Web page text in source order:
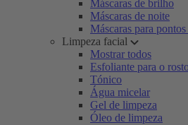
Máscaras de brilho
Máscaras de noite
Máscaras para
Limpeza facial
Mostrar todos
Esfoliante para o
Tónico
Água micelar
Gel de limpeza
Óleo de limpeza